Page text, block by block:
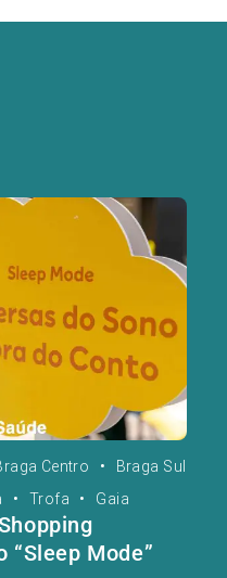
Centro •
Braga Sul
• Trofa • Gaia
Mode”